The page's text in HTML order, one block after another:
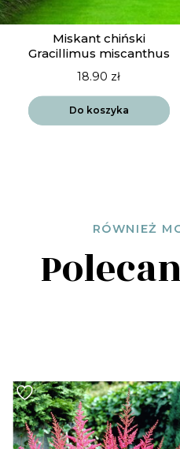
Miskant chiński
Gracillimus miscanthus
18.90 zł
Do koszyka
RÓWNIEŻ